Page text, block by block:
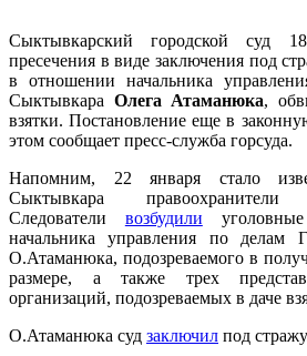
Сыктывкарский городской суд
пресечения в виде заключения под
в отношении начальника
Сыктывкара Олега Атаманюка,
взятки. Постановление еще в
этом сообщает пресс-служба горсуда.
Напомним, 22 января стало
Сыктывкара
Следователи возбудили
начальника управления по
О.Атаманюка, подозреваемого в
размере, а также трех
организаций, подозреваемых в даче
О.Атаманюка суд заключил под